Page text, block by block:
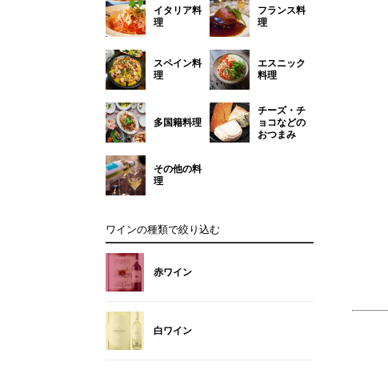
イタリア料
理
フランス料
理
スペイン料
理
エスニック
料理
多国籍料理
チーズ・チ
ョコなどの
おつまみ
その他の料
理
ワインの種類で絞り込む
赤ワイン
白ワイン